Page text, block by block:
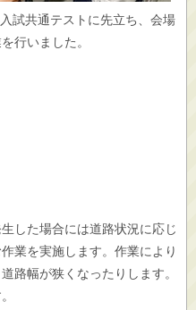
試共通テストに先立ち、会場
行いました。
した場合には道路状況に応じ
業を実施します。作業により
路幅が狭くなったりします。